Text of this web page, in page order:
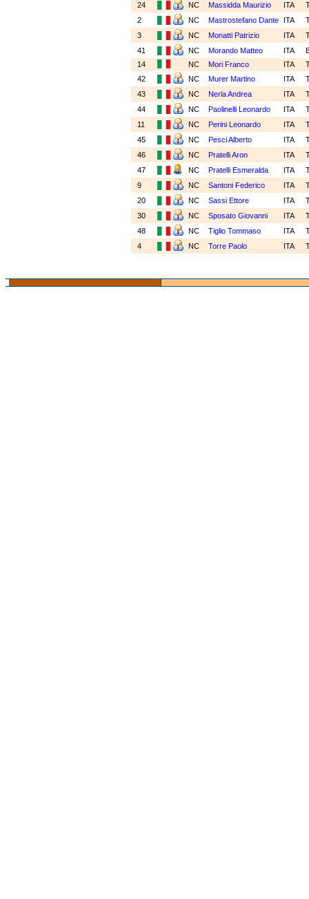
24
NC Massidda Maurizio ITA
2
NC Mastrostefano Dante ITA
3
NC Monatti Patrizio ITA
41
NC Morando Matteo ITA
14
NC Mori Franco ITA
42
NC Murer Martino ITA
43
NC Nerla Andrea ITA
44
NC Paolinelli Leonardo ITA
11
NC Perini Leonardo ITA
45
NC Pesci Alberto ITA
46
NC Pratelli Aron ITA
47
NC Pratelli Esmeralda ITA
9
NC Santoni Federico ITA
20
NC Sassi Ettore ITA
30
NC Sposato Giovanni ITA
48
NC Tiglio Tommaso ITA
4
NC Torre Paolo ITA